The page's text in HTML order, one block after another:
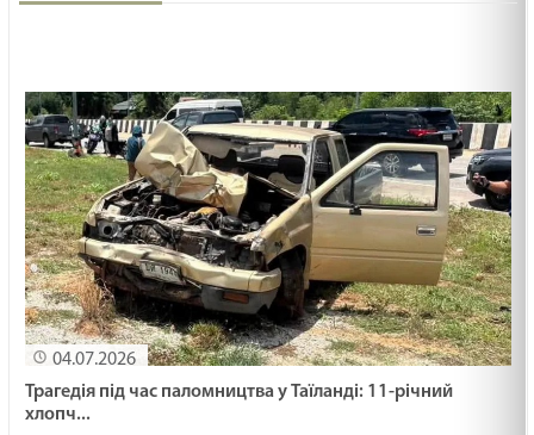
04.07.2026
Трагедія під час паломництва у Таїланді: 11-річний
хлопч...